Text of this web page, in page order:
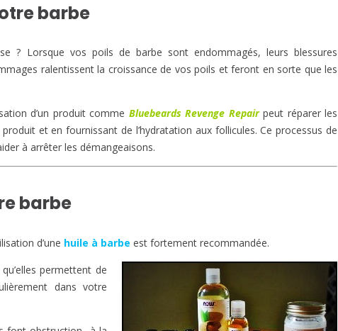
barbe
? Lorsque vos poils de barbe sont endommagés, leurs blessures
ralentissent la croissance de vos poils et feront en sorte que les
d’un produit comme Bluebeards Revenge Repairpeut réparer les
et en fournissant de l’hydratation aux follicules. Ce processus de
à arrêter les démangeaisons.
barbe
d’une huile à barbe est fortement recommandée.
permettent de
dans votre